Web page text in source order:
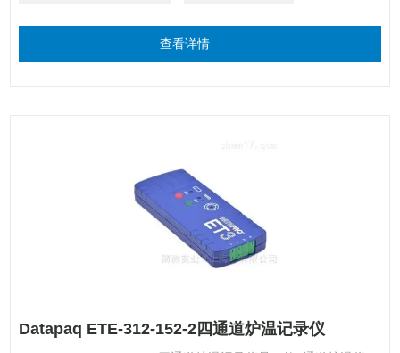
查看详情
Datapaq ETE-312-152-2四通道炉温记录仪